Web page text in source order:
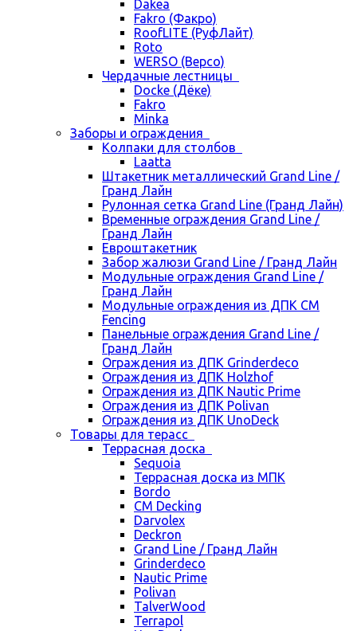
Dakea
Fakro (Факро)
RoofLITE (РуфЛайт)
Roto
WERSO (Версо)
Чердачные лестницы
Docke (Дёке)
Fakro
Minka
Заборы и ограждения
Колпаки для столбов
Laatta
Штакетник металлический Grand Line /
Гранд Лайн
Рулонная сетка Grand Line (Гранд Лайн)
Временные ограждения Grand Line /
Гранд Лайн
Евроштакетник
Забор жалюзи Grand Line / Гранд Лайн
Модульные ограждения Grand Line /
Гранд Лайн
Модульные ограждения из ДПК CM
Fencing
Панельные ограждения Grand Line /
Гранд Лайн
Ограждения из ДПК Grinderdeco
Ограждения из ДПК Holzhof
Ограждения из ДПК Nautic Prime
Ограждения из ДПК Polivan
Ограждения из ДПК UnoDeck
Товары для терасс
Террасная доска
Sequoia
Террасная доска из МПК
Bordo
CM Decking
Darvolex
Deckron
Grand Line / Гранд Лайн
Grinderdeco
Nautic Prime
Polivan
TalverWood
Terrapol